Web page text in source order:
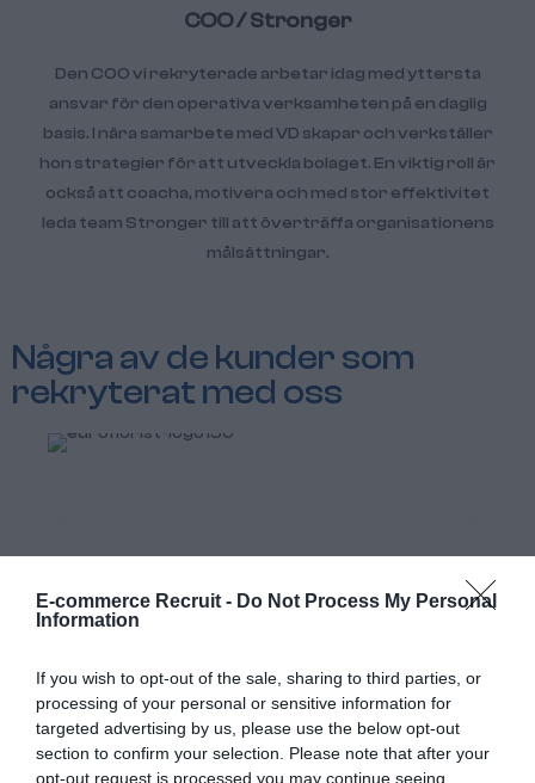
E-commerce Recruit - Do Not Process My Personal
Information
If you wish to opt-out of the sale, sharing to third parties, or
processing of your personal or sensitive information for
targeted advertising by us, please use the below opt-out
section to confirm your selection. Please note that after your
opt-out request is processed you may continue seeing
COO / Stronger
Den COO vi rekryterade arbetar idag med yttersta
ansvar för den operativa verksamheten på en daglig
basis. I nära samarbete med VD skapar och verkställer
hon strategier för att utveckla bolaget. En viktig roll är
också att coacha, motivera och med stor effektivitet
leda team Stronger till att överträffa organisationens
målsättningar.
Några av de kunder som
rekryterat med oss
"What I love about these tours is that the guides are not
afraid to get off the beaten track and show us the real
city. This is an I will definitely come back to"